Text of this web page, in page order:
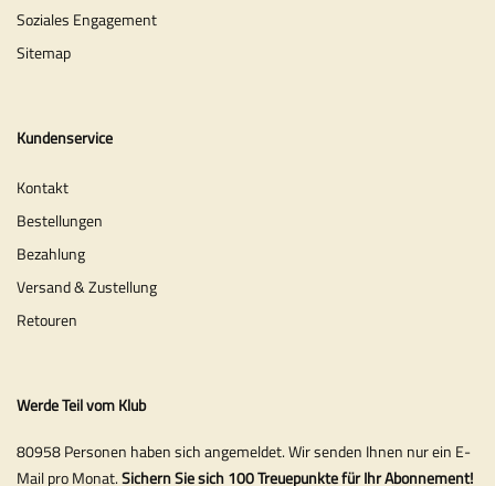
Soziales Engagement
Sitemap
Kundenservice
Kontakt
Bestellungen
Bezahlung
Versand & Zustellung
Retouren
Werde Teil vom Klub
80958 Personen haben sich angemeldet. Wir senden Ihnen nur ein E-
Mail pro Monat.Sichern Sie sich 100 Treuepunkte für Ihr Abonnement!